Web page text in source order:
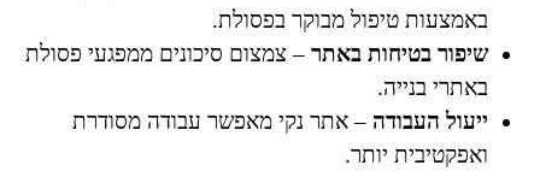
באמצעות טיפול מבוקר בפסולת.
שיפור בטיחות באתר – צמצום סיכונים ממפגעי פסולת
באתרי בנייה.
ייעול העבודה – אתר נקי מאפשר עבודה מסודרת
ואפקטיבית יותר.